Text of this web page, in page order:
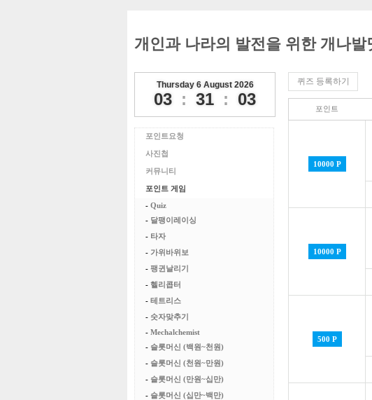
개인과 나라의 발전을 위한 개나
Thursday 6 August 2026
03 : 31 : 03
포인트요청
사진첩
커뮤니티
포인트 게임
- Quiz
- 달팽이레이싱
- 타자
- 가위바위보
- 팽귄날리기
- 헬리콥터
- 테트리스
- 숫자맞추기
- Mechalchemist
- 슬롯머신 (백원~천원)
- 슬롯머신 (천원~만원)
- 슬롯머신 (만원~십만)
- 슬롯머신 (십만~백만)
퀴즈 등록하기
포인트
10000 P
10000 P
500 P